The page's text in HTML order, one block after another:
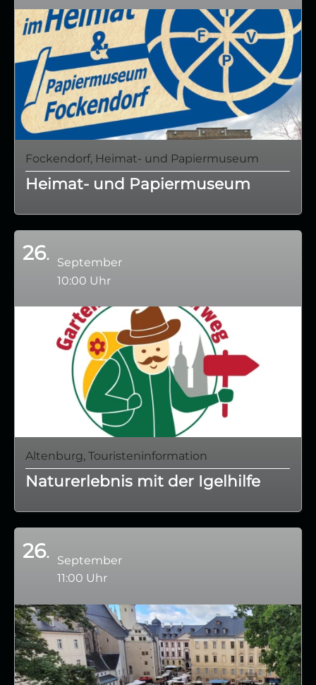
Fockendorf, Heimat- und Papiermuseum
Heimat- und Papiermuseum
26
September
10:00 Uhr
Altenburg, Touristeninformation
Naturerlebnis mit der Igelhilfe
26
September
11:00 Uhr